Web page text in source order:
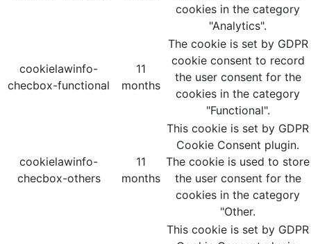
cookies in the category
"Analytics".
cookielawinfo-
checbox-functional
11
months
The cookie is set by GDPR
cookie consent to record
the user consent for the
cookies in the category
"Functional".
cookielawinfo-
checbox-others
11
months
This cookie is set by GDPR
Cookie Consent plugin.
The cookie is used to store
the user consent for the
cookies in the category
"Other.
This cookie is set by GDPR